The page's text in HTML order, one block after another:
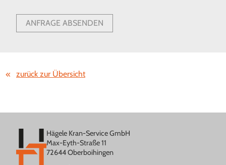
ANFRAGE ABSENDEN
zurück zur Übersicht
Hägele Kran-Service GmbH
Max-Eyth-Straße 11
72644 Oberboihingen